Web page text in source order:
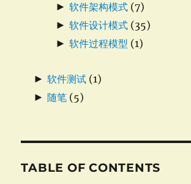
► 软件架构模式 (7)
► 软件设计模式 (35)
► 软件过程模型 (1)
► 软件测试 (1)
► 随笔 (5)
TABLE OF CONTENTS